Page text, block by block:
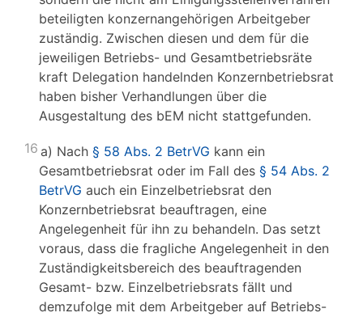
beteiligten konzernangehörigen Arbeitgeber
zuständig. Zwischen diesen und dem für die
jeweiligen Betriebs- und Gesamtbetriebsräte
kraft Delegation handelnden Konzernbetriebsrat
haben bisher Verhandlungen über die
Ausgestaltung des bEM nicht stattgefunden.
16 a) Nach § 58 Abs. 2 BetrVG kann ein
Gesamtbetriebsrat oder im Fall des § 54 Abs. 2
BetrVG auch ein Einzelbetriebsrat den
Konzernbetriebsrat beauftragen, eine
Angelegenheit für ihn zu behandeln. Das setzt
voraus, dass die fragliche Angelegenheit in den
Zuständigkeitsbereich des beauftragenden
Gesamt- bzw. Einzelbetriebsrats fällt und
demzufolge mit dem Arbeitgeber auf Betriebs-